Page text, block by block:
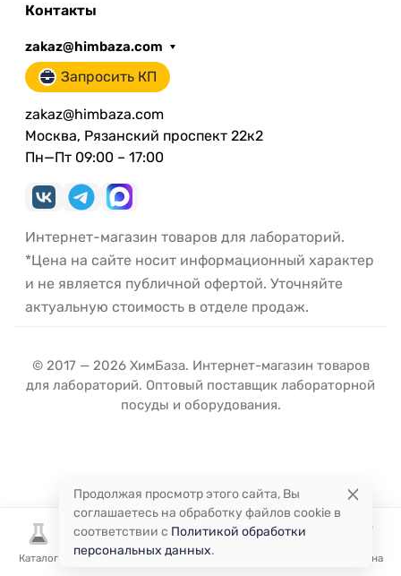
Каталог Избранное Корзина
Контакты
zakaz@himbaza.com
Запросить КП
zakaz@himbaza.com
Москва, Рязанский проспект 22к2
Пн—Пт 09:00 – 17:00
Интернет-магазин товаров для лабораторий.
*Цена на сайте носит информационный характер
и не является публичной офертой. Уточняйте
актуальную стоимость в отделе продаж.
© 2017 — 2026 ХимБаза. Интернет-магазин товаров
для лабораторий. Оптовый поставщик лабораторной
посуды и оборудования.
Продолжая просмотр этого сайта, Вы
соглашаетесь на обработку файлов cookie в
соответствии с Политикой обработки
персональных данных.